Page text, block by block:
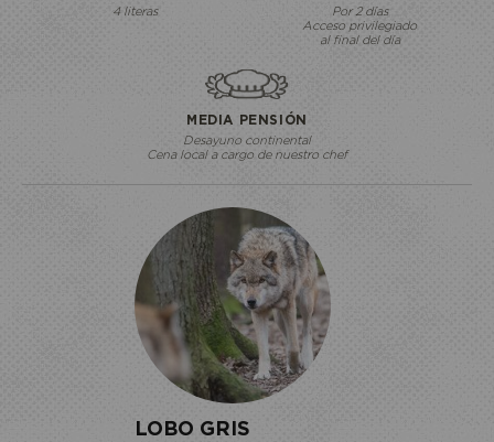
4 literas
Por 2 días
Acceso privilegiado
al final del día
MEDIA PENSIÓN
Desayuno continental
Cena local a cargo de nuestro chef
LOBO GRIS